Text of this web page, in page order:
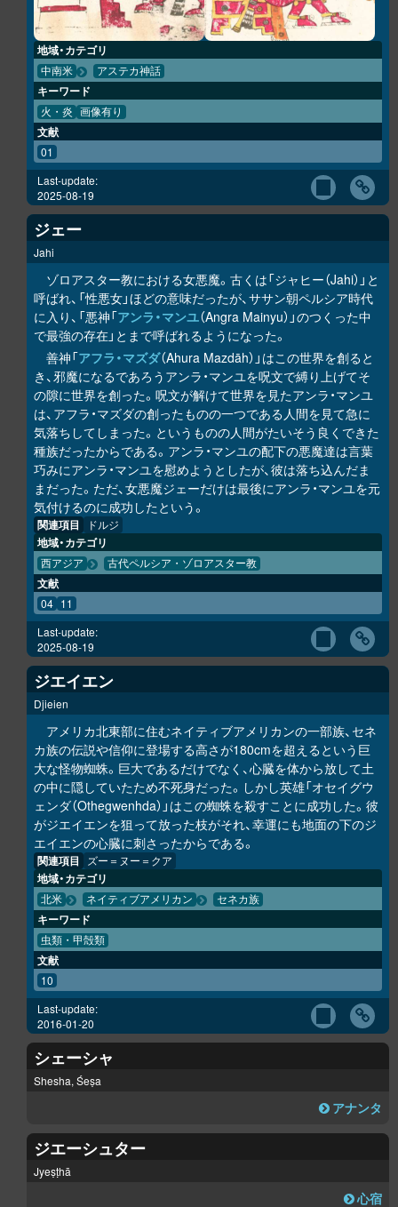
地域・カテゴリ
中南米 アステカ神話
キーワード
火・炎 画像有り
文献
01
Last-update:
2025-08-19
ジェー
Jahi
ゾロアスター教における女悪魔。古くは「ジャヒー（Jahi）」と
呼ばれ、「性悪女」ほどの意味だったが、ササン朝ペルシア時代
に入り、「悪神「アンラ・マンユ（Angra Mainyu）」のつくった中
で最強の存在」とまで呼ばれるようになった。
善神「アフラ・マズダ（Ahura Mazdāh）」はこの世界を創ると
き、邪魔になるであろうアンラ・マンユを呪文で縛り上げてそ
の隙に世界を創った。呪文が解けて世界を見たアンラ・マンユ
は、アフラ・マズダの創ったものの一つである人間を見て急に
気落ちしてしまった。というものの人間がたいそう良くできた
種族だったからである。アンラ・マンユの配下の悪魔達は言葉
巧みにアンラ・マンユを慰めようとしたが、彼は落ち込んだま
まだった。ただ、女悪魔ジェーだけは最後にアンラ・マンユを元
気付けるのに成功したという。
関連項目 ドルジ
地域・カテゴリ
西アジア 古代ペルシア・ゾロアスター教
文献
04 11
Last-update:
2025-08-19
ジエイエン
Djieien
アメリカ北東部に住むネイティブアメリカンの一部族、セネ
カ族の伝説や信仰に登場する高さが180cmを超えるという巨
大な怪物蜘蛛。巨大であるだけでなく、心臓を体から放して土
の中に隠していたため不死身だった。しかし英雄「オセイグウ
ェンダ（Othegwenhda）」はこの蜘蛛を殺すことに成功した。彼
がジエイエンを狙って放った枝がそれ、幸運にも地面の下のジ
エイエンの心臓に刺さったからである。
関連項目 ズー＝ヌー＝クア
地域・カテゴリ
北米 ネイティブアメリカン セネカ族
キーワード
虫類・甲殻類
文献
10
Last-update:
2016-01-20
シェーシャ
Shesha, Śeṣa
アナンタ
ジエーシュター
Jyeṣṭhā
心宿